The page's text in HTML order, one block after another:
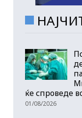
ќе спроведе
01/08/2026